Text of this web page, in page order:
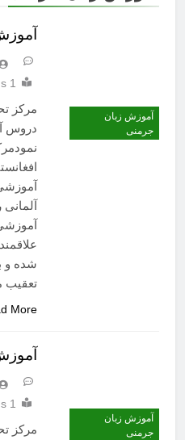
آموزش زبان
جرمنی
1 mins
مرکز
دروس
آلمانی
شده و
تعقیب
More
آموزش زبان
جرمنی
1 mins
مرکز